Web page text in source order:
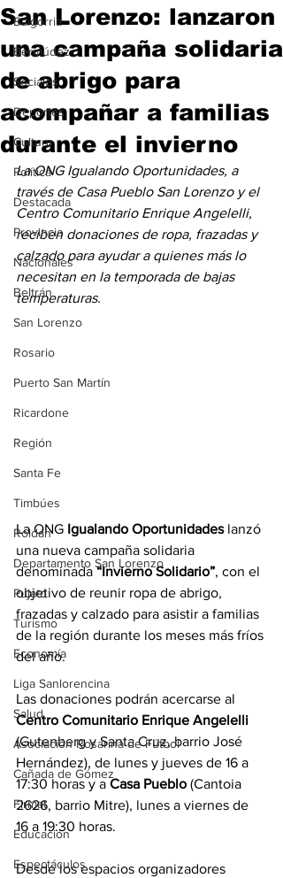
Baigorria
Bermúdez
Sociales
Deportes
Cultura
Política
Destacada
Provincia
Nacionales
Beltrán
San Lorenzo
Rosario
Puerto San Martín
Ricardone
Región
Santa Fe
Timbúes
Roldán
Departamento San Lorenzo
Pujato
Turismo
Economía
Liga Sanlorencina
Salud
Asociación Rosarina de Fútbol
Cañada de Gómez
Firmat
Educación
Espectáculos
San Lorenzo: lanzaron
una campaña solidaria
de abrigo para
acompañar a familias
durante el invierno
La ONG Igualando Oportunidades, a
través de Casa Pueblo San Lorenzo y el
Centro Comunitario Enrique Angelelli,
reciben donaciones de ropa, frazadas y
calzado para ayudar a quienes más lo
necesitan en la temporada de bajas
temperaturas.
La ONG Igualando Oportunidades lanzó
una nueva campaña solidaria
denominada “Invierno Solidario”, con el
objetivo de reunir ropa de abrigo,
frazadas y calzado para asistir a familias
de la región durante los meses más fríos
del año.
Las donaciones podrán acercarse al
Centro Comunitario Enrique Angelelli
(Gutenberg y Santa Cruz, barrio José
Hernández), de lunes y jueves de 16 a
17:30 horas y a Casa Pueblo (Cantoia
2626, barrio Mitre), lunes a viernes de
16 a 19:30 horas.
Desde los espacios organizadores